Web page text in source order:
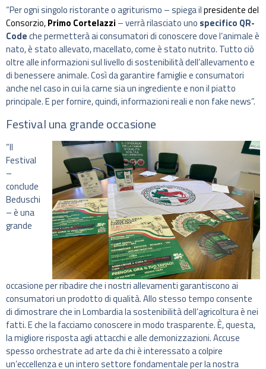
“Per ogni singolo ristorante o agriturismo – spiega ilpresidente del
Consorzio,Primo Cortelazzi – verrà rilasciato uno specifico QR-
Codeche permetterà ai consumatori di conoscere dove l’animale è
nato, è stato allevato, macellato, come è stato nutrito. Tutto ciò
oltre alle informazioni sul livello di sostenibilità dell’allevamento e
di benessere animale. Così da garantire famiglie e consumatori
anche nel caso in cui la carne sia un ingrediente e non il piatto
principale. E per fornire, quindi, informazioni reali e non fake news”.
Festival una grande occasione
“Il
Festival
–
conclude
Beduschi
– è una
grande
occasione per ribadire che i nostri allevamenti garantiscono ai
consumatori un prodotto di qualità. Allo stesso tempo consente
di dimostrare che in Lombardia la sostenibilità dell’agricoltura è nei
fatti. E che la facciamo conoscere in modo trasparente. È, questa,
la migliore risposta agli attacchi e alle demonizzazioni. Accuse
spesso orchestrate ad arte da chi è interessato a colpire
un’eccellenza e un intero settore fondamentale per la nostra